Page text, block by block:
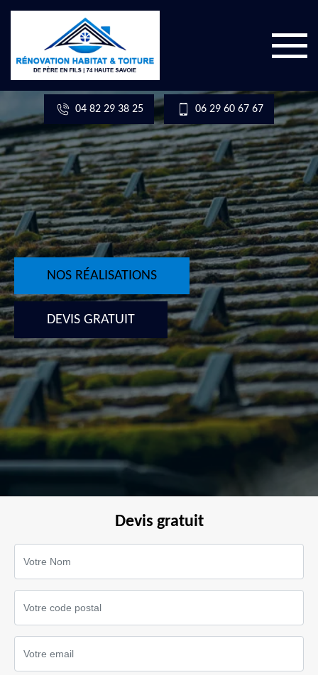
04 82 29 38 25 06 29 60 67 67
NOS RÉALISATIONS
DEVIS GRATUIT
Devis gratuit